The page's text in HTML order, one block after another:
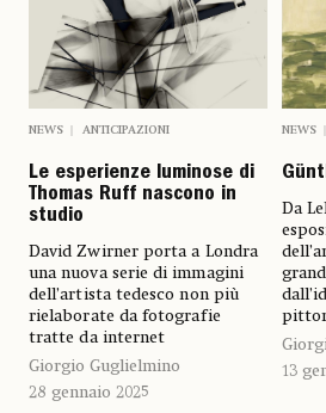
NEWS ANTICIPAZIONI
Le esperienze luminose di
Thomas Ruff nascono in
studio
David Zwirner porta a Londra
una nuova serie di immagini
dell’artista tedesco non più
rielaborate da fotografie
tratte da internet
Giorgio Guglielmino
28 gennaio 2025
NEWS
Da
13